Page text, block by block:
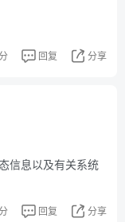
回复 分享
信息以及有关系统
回复 分享